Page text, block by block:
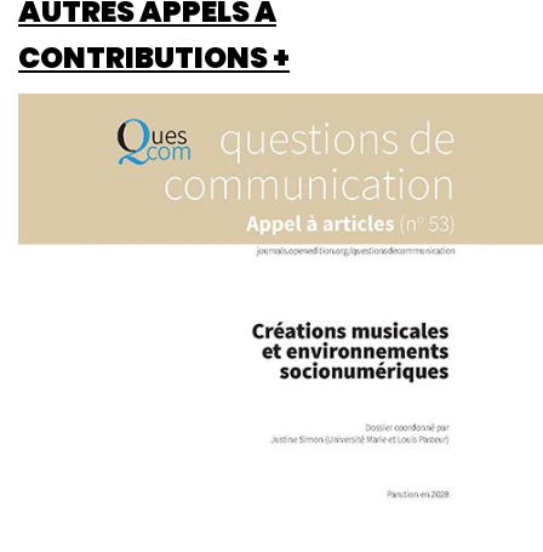
AUTRES APPELS À
CONTRIBUTIONS +